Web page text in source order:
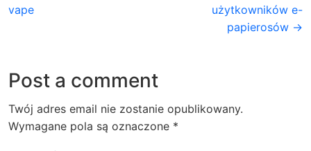
vape
użytkowników e-
papierosów →
Post a comment
Twój adres email nie zostanie opublikowany.
Wymagane pola są oznaczone *